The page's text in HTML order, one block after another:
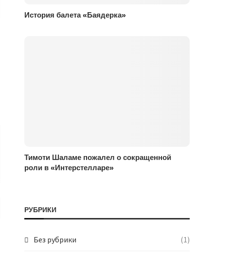
История балета «Баядерка»
Тимоти Шаламе пожалел о сокращенной
роли в «Интерстелларе»
РУБРИКИ
Без рубрики (1)